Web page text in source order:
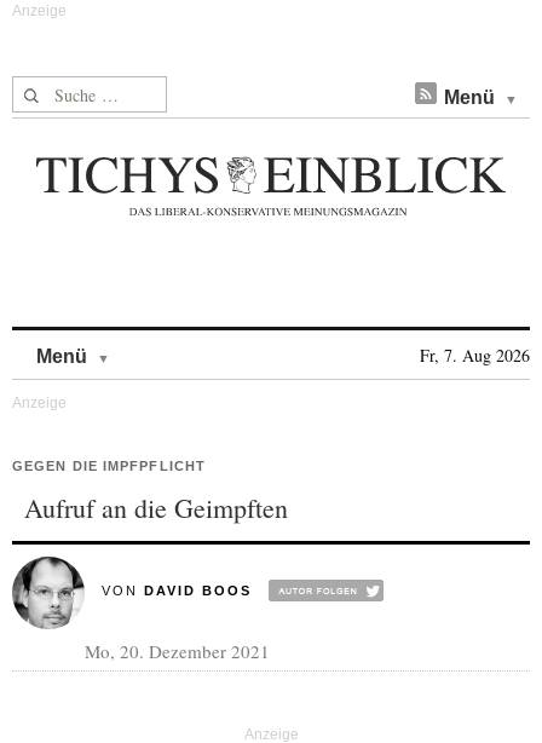
Suche nach: Menü
Menü Fr, 7. Aug 2026
GEGEN DIE IMPFPFLICHT
Aufruf an die Geimpften
VON DAVID BOOS
Mo, 20. Dezember 2021